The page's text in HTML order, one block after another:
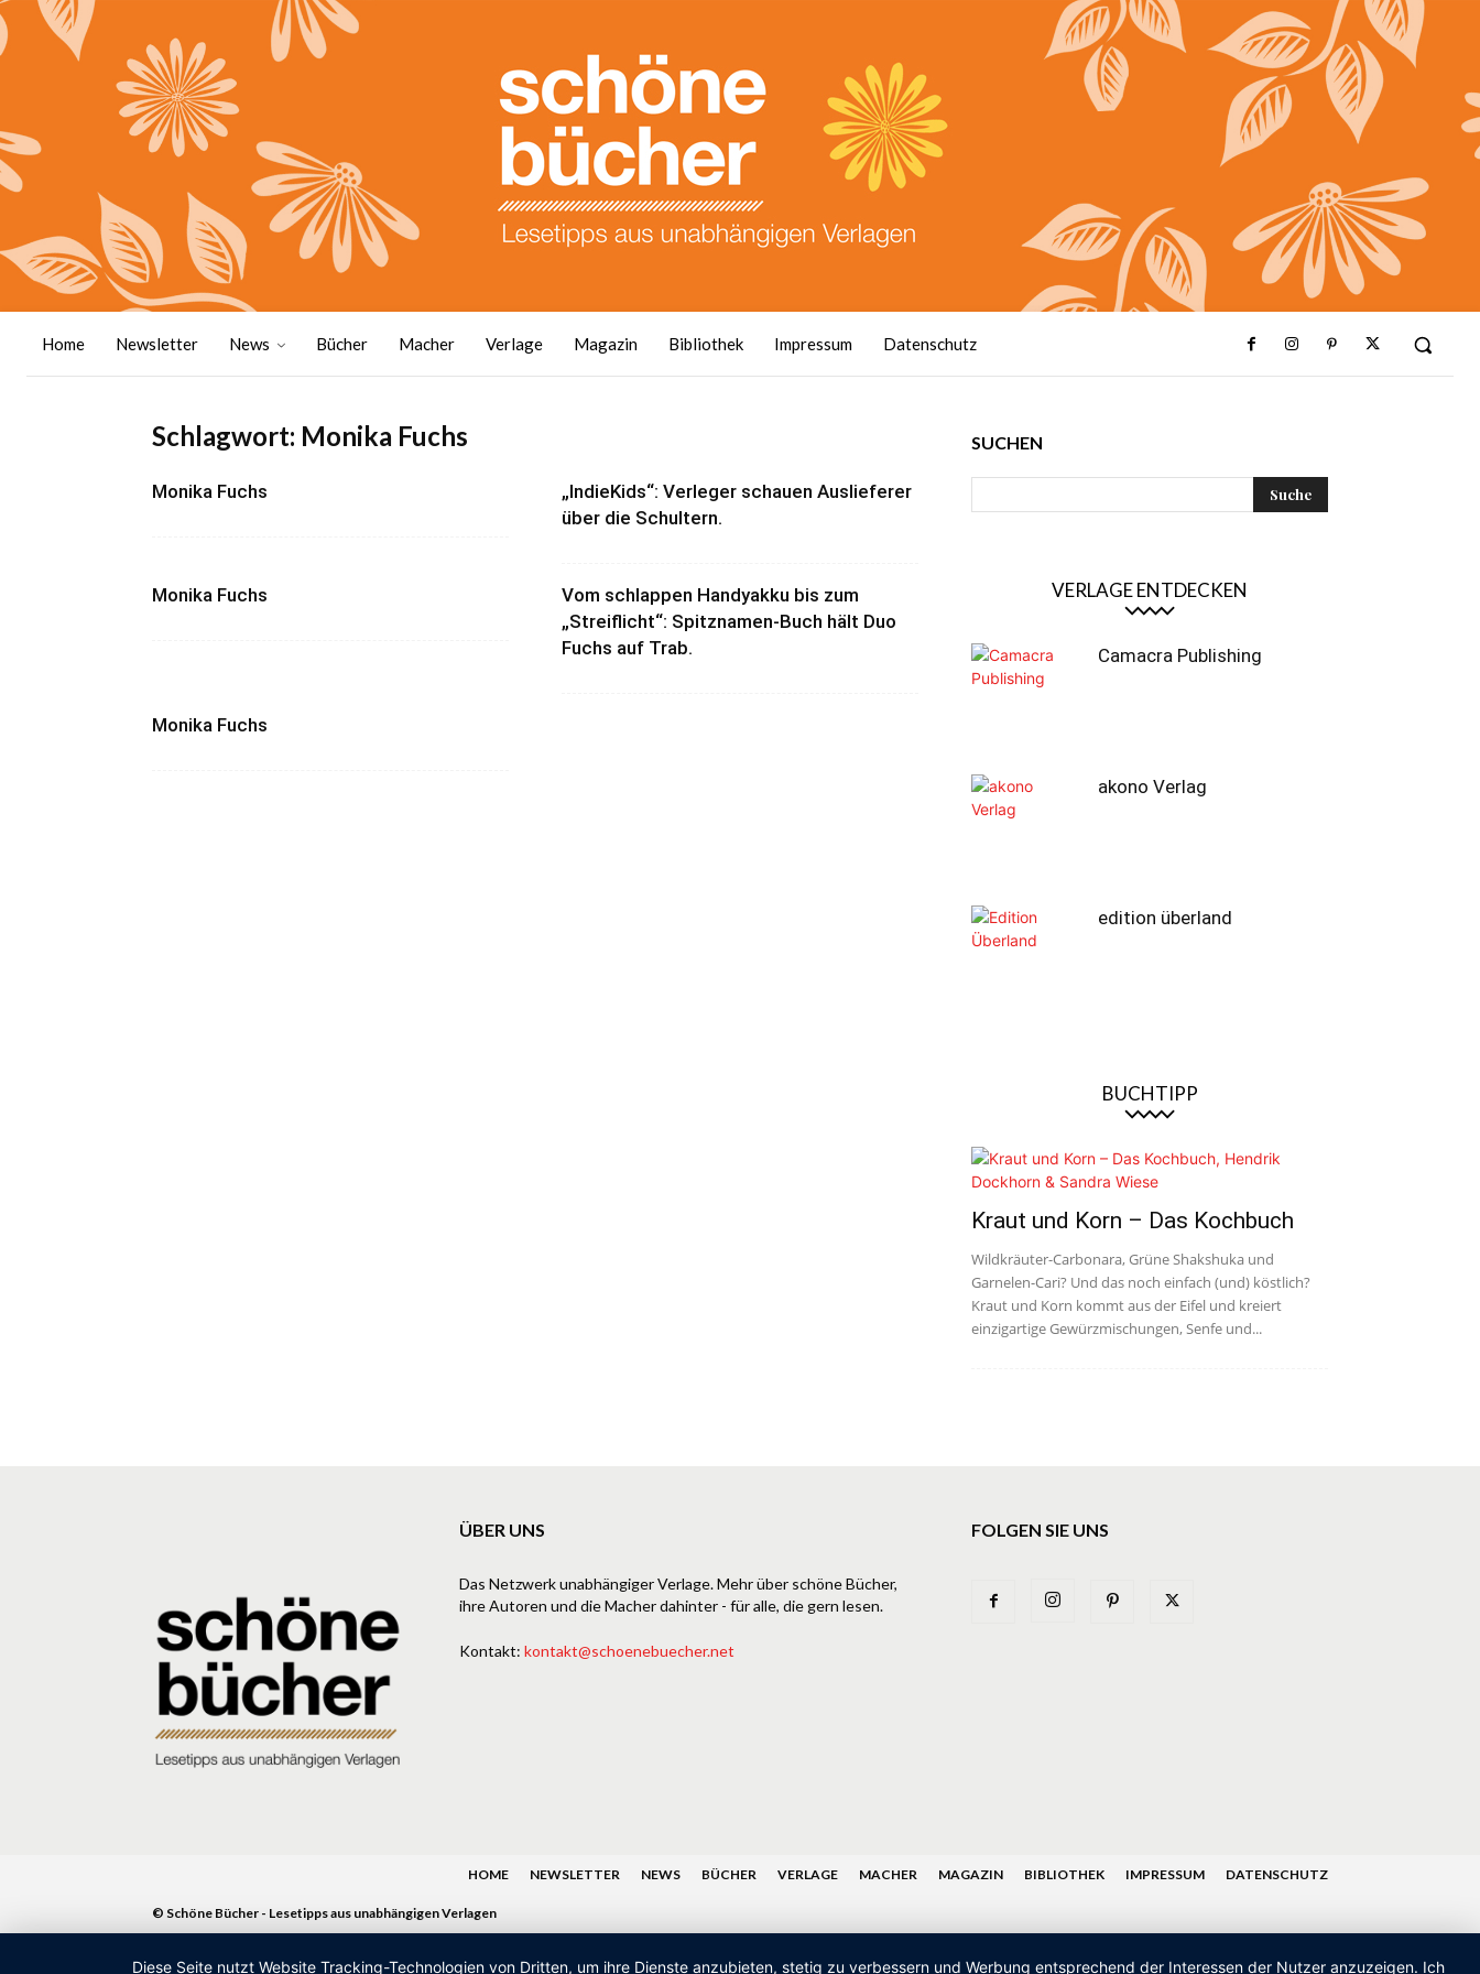
Home Newsletter News Bücher Macher Verlage Magazin Bibliothek Impressum Datenschutz
Schlagwort: Monika Fuchs
Monika Fuchs
„IndieKids“: Verleger schauen Auslieferer
über die Schultern.
Monika Fuchs
Vom schlappen Handyakku bis zum
„Streiflicht“: Spitznamen-Buch hält Duo
Fuchs auf Trab.
Monika Fuchs
SUCHEN
VERLAGE ENTDECKEN
Camacra Publishing
akono Verlag
edition überland
BUCHTIPP
Kraut und Korn – Das Kochbuch
Wildkräuter-Carbonara, Grüne Shakshuka und
Garnelen-Cari? Und das noch einfach (und) köstlich?
Kraut und Korn kommt aus der Eifel und kreiert
einzigartige Gewürzmischungen, Senfe und...
ÜBER UNS
Das Netzwerk unabhängiger Verlage. Mehr über schöne Bücher,
ihre Autoren und die Macher dahinter - für alle, die gern lesen.
Kontakt: kontakt@schoenebuecher.net
FOLGEN SIE UNS
HOME NEWSLETTER NEWS BÜCHER VERLAGE MACHER MAGAZIN BIBLIOTHEK IMPRESSUM DATENSCHUTZ
© Schöne Bücher - Lesetipps aus unabhängigen Verlagen
Diese Seite nutzt Website Tracking-Technologien von Dritten, um ihre Dienste anzubieten, stetig zu verbessern und Werbung entsprechend der Interessen der Nutzer anzuzeigen. Ich